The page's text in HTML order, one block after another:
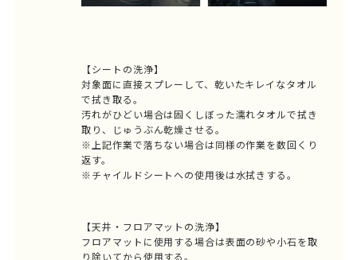
【シートの洗浄】
対象面に直接スプレーして、乾いたキレイなタオル
で拭き取る。
汚れがひどい場合は固くしぼった濡れタオルで拭き
取り、じゅうぶん乾燥させる。
※上記作業で落ちない場合は同様の作業を数回くり
返す。
※チャイルドシートへの使用後は水拭きする。
【天井・フロアマットの洗浄】
フロアマットに使用する場合は表面の砂や小石を取
り除いてから使用する。